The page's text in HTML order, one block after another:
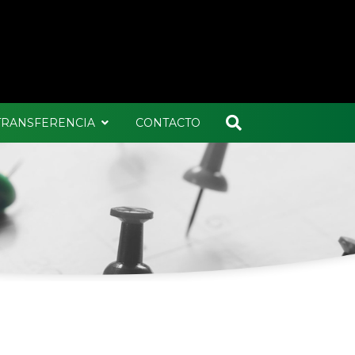
CONTACTO